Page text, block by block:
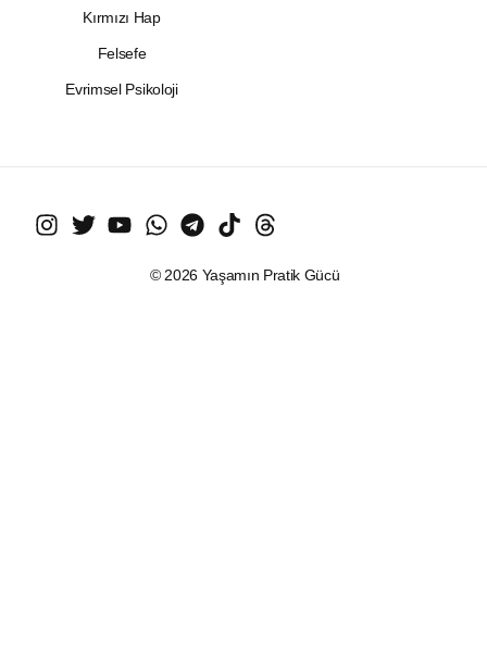
Kırmızı Hap
Felsefe
Evrimsel Psikoloji
© 2026 Yaşamın Pratik Gücü